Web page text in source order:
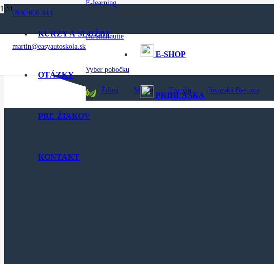
0940 600 444
martin@easyautoskola.sk
E-learning
Na stiahnutie
Vyber pobočku
Žilina Martin Trenčín Považská Bystrica
KURZY A SLUŽBY
OTÁZKY
PRE ŽIAKOV
KONTAKT
E-SHOP
PRIHLÁŠKA